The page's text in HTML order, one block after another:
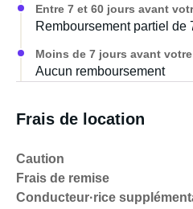
Entre 7 et 60 jours avant
Remboursement partiel de
Moins de 7 jours avant
Aucun remboursement
Frais de location
Caution
Frais de remise
Conducteur·rice